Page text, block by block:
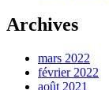
Archives
mars 2022
février 2022
août 2021